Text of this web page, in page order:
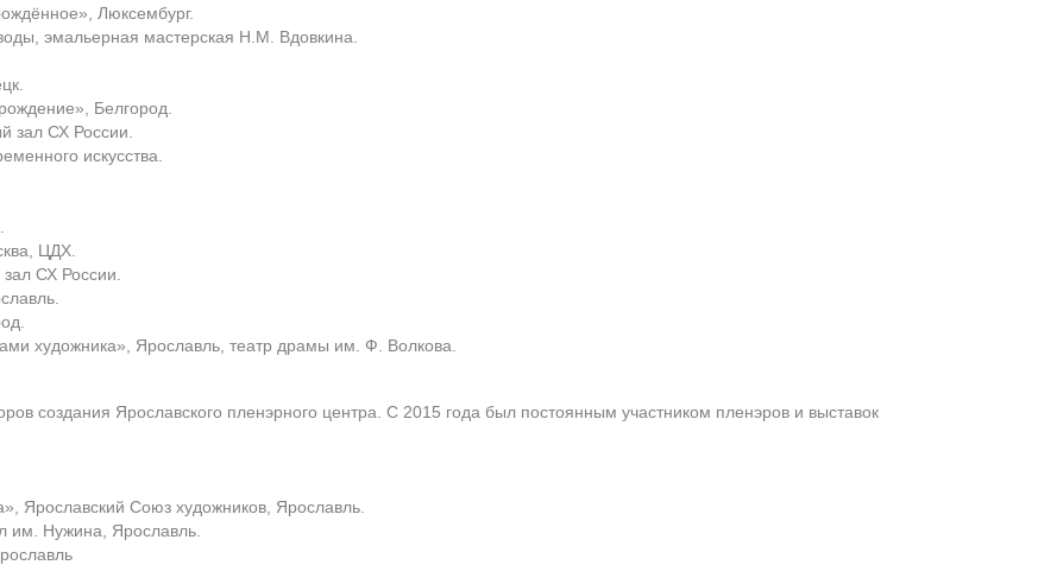
Люксембург.
эмальерная мастерская Н.М. Вдовкина.
Белгород.
зал СХ России.
искусства.
ЦДХ.
СХ России.
художника», Ярославль, театр драмы им. Ф. Волкова.
создания Ярославского пленэрного центра. С 2015 года был постоянным участником пленэров и выставок
Ярославский Союз художников, Ярославль.
им. Нужина, Ярославль.